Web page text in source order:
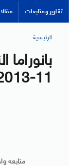
تقارير ومتابعات
الرئيسية
11-2013
متابعه